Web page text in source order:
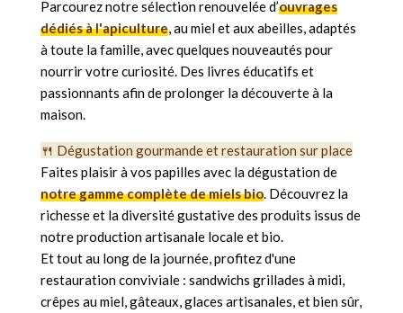
Parcourez notre sélection renouvelée d’ouvrages
dédiés à l'apiculture , au miel et aux abeilles, adaptés
à toute la famille, avec quelques nouveautés pour
nourrir votre curiosité. Des livres éducatifs et
passionnants afin de prolonger la découverte à la
maison.
🍴 Dégustation gourmande et restauration sur place
Faites plaisir à vos papilles avec la dégustation de
notre gamme complète de miels bio Découvrez la
richesse et la diversité gustative des produits issus de
notre production artisanale locale et bio.
Et tout au long de la journée, profitez d'une
restauration conviviale : sandwichs grillades à midi,
crêpes au miel, gâteaux, glaces artisanales, et bien sûr,